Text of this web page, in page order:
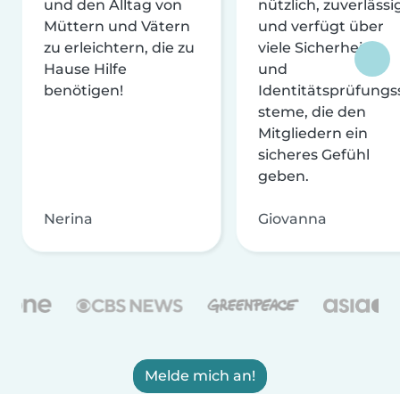
und den Alltag von
Müttern und Vätern
zu erleichtern, die zu
Hause Hilfe
benötigen!
Nerina
nützlich,
und verfügt über
viele Sicherheits-
und
steme, die den
Mitgliedern ein
sicheres Gefühl
geben.
Giovanna
Melde mich an!